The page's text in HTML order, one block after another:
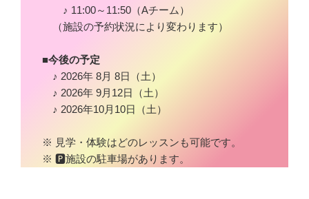
♪ 11:00～11:50（Aチーム）
（施設の予約状況により変わります）
■今後の予定
♪ 2026年 8月 8日（土）
♪ 2026年 9月12日（土）
♪ 2026年10月10日（土）
※ 見学・体験はどのレッスンも可能です。
※ 🅿施設の駐車場があります。